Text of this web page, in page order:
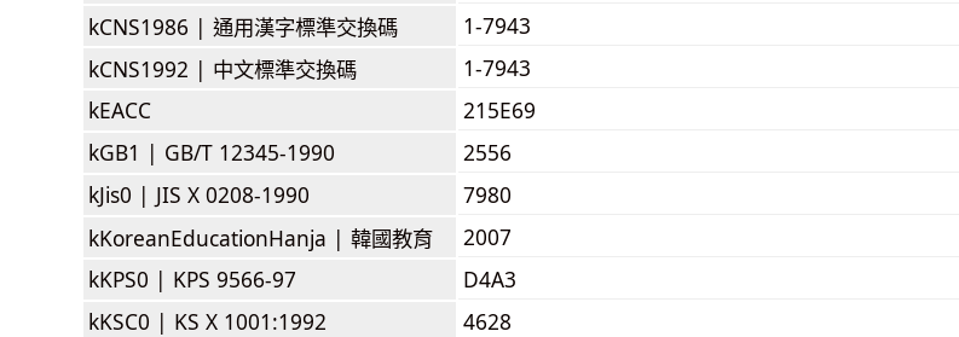
kCNS1986 | 通用漢字標準交換碼
1-7943
kCNS1992 | 中文標準交換碼
1-7943
kEACC
215E69
kGB1 | GB/T 12345-1990
2556
kJis0 | JIS X 0208-1990
7980
kKoreanEducationHanja | 韓國教育
2007
kKPS0 | KPS 9566-97
D4A3
kKSC0 | KS X 1001:1992
4628